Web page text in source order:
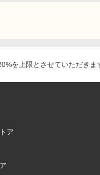
を上限とさせていただきま
ア